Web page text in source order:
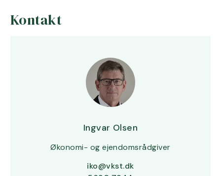
Kontakt
Ingvar Olsen
Økonomi- og ejendomsrådgiver
iko@vkst.dk